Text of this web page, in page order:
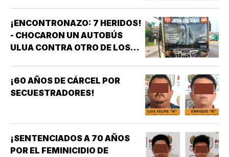
¡ENCONTRONAZO: 7 HERIDOS!
- CHOCARON UN AUTOBÚS
ULUA CONTRA OTRO DE LOS
¡60 AÑOS DE CÁRCEL POR
SECUESTRADORES!
¡SENTENCIADOS A 70 AÑOS
POR EL FEMINICIDIO DE